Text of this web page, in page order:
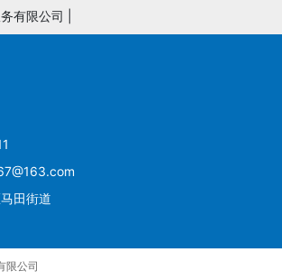
有限公司
田街道
限公司